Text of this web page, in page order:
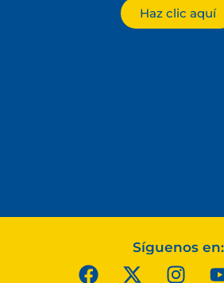
Haz clic aquí
Síguenos en: